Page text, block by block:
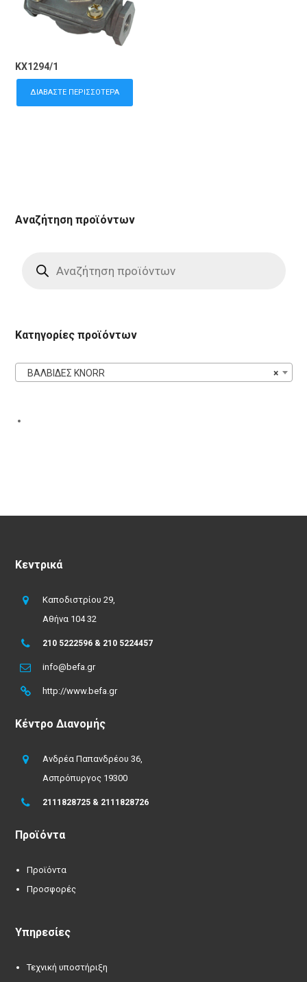
KX1294/1
ΔΙΑΒΆΣΤΕ ΠΕΡΙΣΣΌΤΕΡΑ
Αναζήτηση προϊόντων
search
Κατηγορίες προϊόντων
×
ΒΑΛΒΙΔΕΣ KNORR
Κεντρικά
Καποδιστρίου 29,
Αθήνα 104 32
210 5222596 & 210 5224457
info@befa.gr
http://www.befa.gr
Κέντρο Διανομής
Ανδρέα Παπανδρέου 36,
Ασπρόπυργος 19300
2111828725 & 2111828726
Προϊόντα
Προϊόντα
Προσφορές
Υπηρεσίες
Τεχνική υποστήριξη